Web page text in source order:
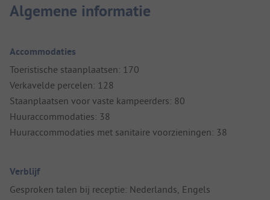
Algemene informatie
Accommodaties
Toeristische staanplaatsen: 170
Verkavelde percelen: 128
Staanplaatsen voor vaste kampeerders: 80
Huuraccommodaties: 38
Huuraccommodaties met sanitaire voorzieningen: 38
Verblijf
Gesproken talen bij receptie: Nederlands, Engels